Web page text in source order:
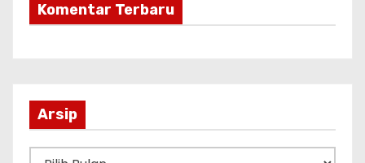
Komentar Terbaru
Arsip